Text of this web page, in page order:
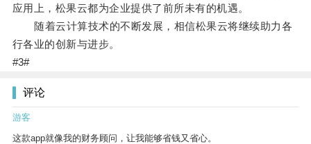
应用上，松果云都为企业提供了前所未有的机遇。
随着云计算技术的不断发展，相信松果云将继续助力各
行各业的创新与进步。
#3#
评论
游客
这款app就像我的财务顾问，让我能够省钱又省心。